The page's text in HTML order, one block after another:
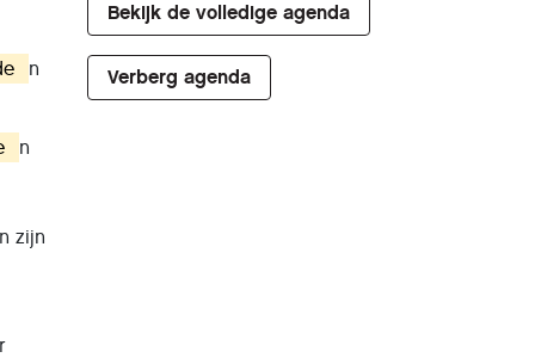
n
n
zijn
Bekijk de volledige agenda
Verberg agenda